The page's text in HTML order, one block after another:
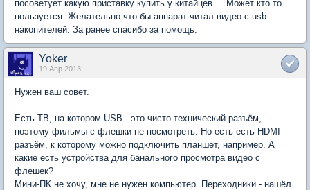
посоветует какую приставку купить у китайцев.... Может кто то
пользуется. Желательно что бы аппарат читал видео с usb
накопителей. За ранее спасибо за помощь.
Yoker
19 Апр 2013
Нужен ваш совет.
Есть ТВ, на котором USB - это чисто технический разъём,
поэтому фильмы с флешки не посмотреть. Но есть есть HDMI-
разъём, к которому можно подключить планшет, например. А
какие есть устройства для банального просмотра видео с
флешек?
Мини-ПК не хочу, мне не нужен компьютер. Переходники - нашёл